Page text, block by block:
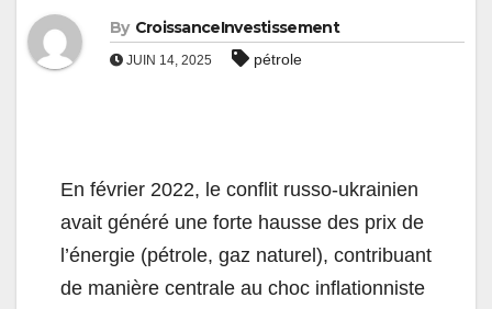
By CroissanceInvestissement
JUIN 14, 2025 pétrole
En février 2022, le conflit russo-ukrainien
avait généré une forte hausse des prix de
l’énergie (pétrole, gaz naturel), contribuant
de manière centrale au choc inflationniste